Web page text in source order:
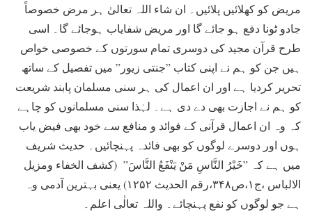
مریض کو کھلائیں پلائیں۔ ان شاء اللہ تعالیٰ ہر مرض خصوصاً
جادو ٹونا دفع ہو جائے گا اور مریض شفایاب ہوجائے گا۔ اسی
طرح قرآن مجید کی دوسری تمام سورتوں کے خصوصی خواص
ہیں جن کو ہم نے اپنی کتاب ”جنتی زیور” میں تفصیل کے ساتھ
تحریر کردیا ہے اور ان اعمال کی ہر سنی مسلمان پابند شریعت
کو ہم نے اجازت بھی دے دی ہے۔ لہٰذا سنی مسلمانوں کو چاہے
کہ وہ ان اعمال قرآنی کے فوائد و منافع سے خود بھی فیض یاب
ہوں اور دوسرے لوگوں کو بھی فائدہ پہنچائیں۔ حدیث شریف
میں ہے کہ ”خَیْرُ النَّاسِ مَنْ یَنْفَعُ النَّاسَ” (کشف الخفاء ومزیل
الالباس ،ج۱،ص۳۴۸،رقم الحدیث ۱۲۵۲) یعنی بہترین آدمی وہ
ہے جو لوگوں کو نفع پہنچائے۔ واللہ تعالٰی اعلم۔